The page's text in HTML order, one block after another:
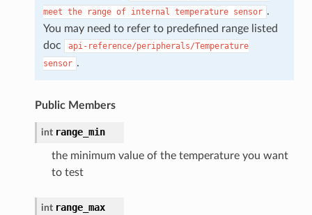
meet the range of internal temperature sensor .
You may need to refer to predefined range listed
doc
api-reference/peripherals/Temperature
sensor .
Public Members
int range_min
the minimum value of the temperature you want
to test
int range_max